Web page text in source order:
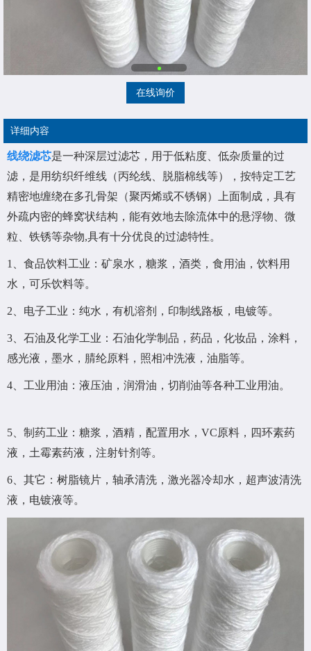
在线询价
详细内容
线绕滤芯是一种深层过滤芯，用于低粘度、低杂质量的过
滤，是用纺织纤维线（丙纶线、脱脂棉线等），按特定工艺
精密地缠绕在多孔骨架（聚丙烯或不锈钢）上面制成，具有
外疏内密的蜂窝状结构，能有效地去除流体中的悬浮物、微
粒、铁锈等杂物,具有十分优良的过滤特性。
1、食品饮料工业：矿泉水，糖浆，酒类，食用油，饮料用
水，可乐饮料等。
2、电子工业：纯水，有机溶剂，印制线路板，电镀等。
3、石油及化学工业：石油化学制品，药品，化妆品，涂料，
感光液，墨水，腈纶原料，照相冲洗液，油脂等。
4、工业用油：液压油，润滑油，切削油等各种工业用油。
5、制药工业：糖浆，酒精，配置用水，VC原料，四环素药
液，土霉素药液，注射针剂等。
6、其它：树脂镜片，轴承清洗，激光器冷却水，超声波清洗
液，电镀液等。